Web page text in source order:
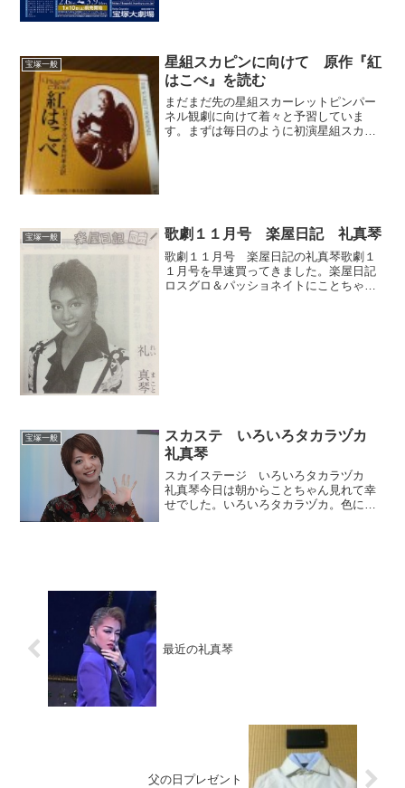
宝塚一般
星組スカピンに向けて 原作『紅
はこべ』を読む
まだまだ先の星組スカーレットピンパー
ネル観劇に向けて着々と予習していま
す。まずは毎日のように初演星組スカピ
宝塚一般 歌劇１１月号 楽屋日記 礼真琴
歌劇１１月号 楽屋日記の礼真琴歌劇１
１月号を早速買ってきました。楽屋日記
ロスグロ＆パッショネイトにことちゃん
宝塚一般
スカステ いろいろタカラヅカ
礼真琴
スカイステージ いろいろタカラヅカ
礼真琴今日は朝からことちゃん見れて幸
せでした。いろいろタカラヅカ。色にち
最近の礼真琴
父の日プレゼント